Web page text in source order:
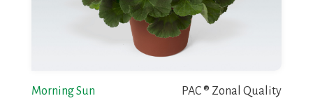
Morning Sun PAC ® Zonal Quality